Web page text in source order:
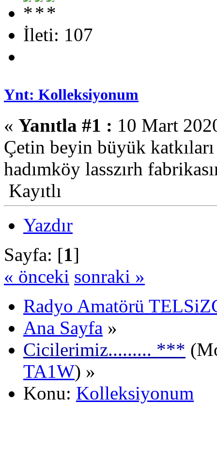
İleti: 107
Ynt: Kolleksiyonum
« Yanıtla #1 : 10 Mart
Çetin beyin büyük
hadımköy lasszırh
Kayıtlı
Yazdır
Sayfa: [1]
« önceki sonraki »
Radyo Amatörü
Ana Sayfa »
Cicilerimiz......... ***
TA1W) »
Konu: Kolleksiyonum